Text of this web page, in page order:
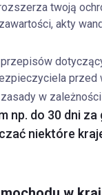
twoją
akty
w zależności
np. do 30 dni za
niektóre